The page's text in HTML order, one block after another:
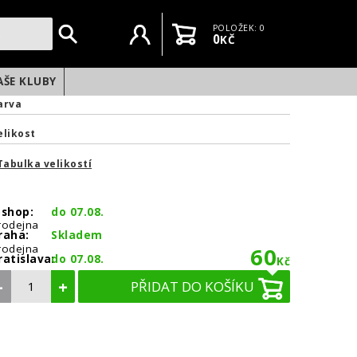
Uživatelský účet
KošíkPOLOŽEK: 0
0KČ
KLUBY
velikostí
shop:
do 07.08.
Skladem
do 07.08. 60Kč
+ PŘIDAT DO KOŠÍKU